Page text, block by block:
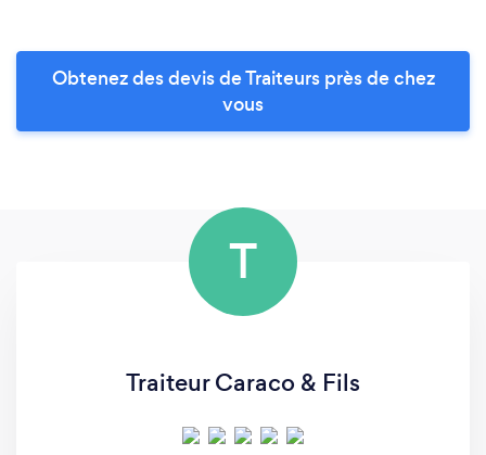
Obtenez des devis de Traiteurs près de chez
vous
T
Traiteur Caraco & Fils